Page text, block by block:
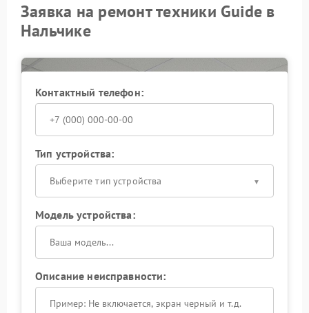
Заявка на ремонт техники Guide в
Нальчике
Контактный телефон:
Тип устройства:
Выберите тип устройства
Модель устройства:
Описание неисправности: